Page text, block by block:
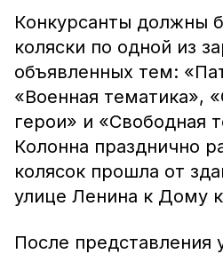
Конкурсанты должны
коляски по одной из
объявленных тем:
«Военная тематика»,
герои» и «Свободная
Колонна празднично
колясок прошла от
улице Ленина к Дому
После представления